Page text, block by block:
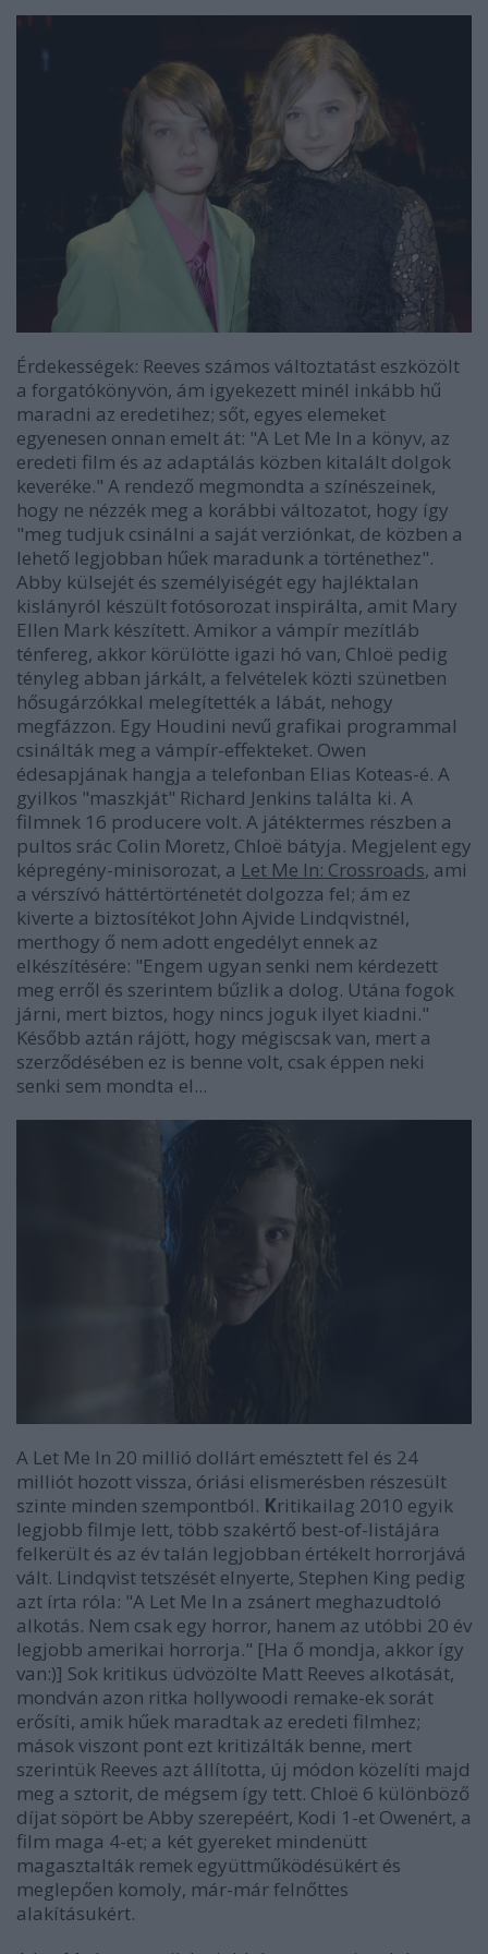
Érdekességek: Reeves számos változtatást eszközölt
a forgatókönyvön, ám igyekezett minél inkább hű
maradni az eredetihez; sőt, egyes elemeket
egyenesen onnan emelt át: "A Let Me In a könyv, az
eredeti film és az adaptálás közben kitalált dolgok
keveréke." A rendező megmondta a színészeinek,
hogy ne nézzék meg a korábbi változatot, hogy így
"meg tudjuk csinálni a saját verziónkat, de közben a
lehető legjobban hűek maradunk a történethez".
Abby külsejét és személyiségét egy hajléktalan
kislányról készült fotósorozat inspirálta, amit Mary
Ellen Mark készített. Amikor a vámpír mezítláb
ténfereg, akkor körülötte igazi hó van, Chloë pedig
tényleg abban járkált, a felvételek közti szünetben
hősugárzókkal melegítették a lábát, nehogy
megfázzon. Egy Houdini nevű grafikai programmal
csinálták meg a vámpír-effekteket. Owen
édesapjának hangja a telefonban Elias Koteas-é. A
gyilkos "maszkját" Richard Jenkins találta ki. A
filmnek 16 producere volt. A játéktermes részben a
pultos srác Colin Moretz, Chloë bátyja. Megjelent egy
képregény-minisorozat, a Let Me In: Crossroads, ami
a vérszívó háttértörténetét dolgozza fel; ám ez
kiverte a biztosítékot John Ajvide Lindqvistnél,
merthogy ő nem adott engedélyt ennek az
elkészítésére: "Engem ugyan senki nem kérdezett
meg erről és szerintem bűzlik a dolog. Utána fogok
járni, mert biztos, hogy nincs joguk ilyet kiadni."
Később aztán rájött, hogy mégiscsak van, mert a
szerződésében ez is benne volt, csak éppen neki
senki sem mondta el...
A Let Me In 20 millió dollárt emésztett fel és 24
milliót hozott vissza, óriási elismerésben részesült
szinte minden szempontból. Kritikailag 2010 egyik
legjobb filmje lett, több szakértő best-of-listájára
felkerült és az év talán legjobban értékelt horrorjává
vált. Lindqvist tetszését elnyerte, Stephen King pedig
azt írta róla: "A Let Me In a zsánert meghazudtoló
alkotás. Nem csak egy horror, hanem az utóbbi 20 év
legjobb amerikai horrorja." [Ha ő mondja, akkor így
van:)] Sok kritikus üdvözölte Matt Reeves alkotását,
mondván azon ritka hollywoodi remake-ek sorát
erősíti, amik hűek maradtak az eredeti filmhez;
mások viszont pont ezt kritizálták benne, mert
szerintük Reeves azt állította, új módon közelíti majd
meg a sztorit, de mégsem így tett. Chloë 6 különböző
díjat söpört be Abby szerepéért, Kodi 1-et Owenért, a
film maga 4-et; a két gyereket mindenütt
magasztalták remek együttműködésükért és
meglepően komoly, már-már felnőttes
alakításukért.